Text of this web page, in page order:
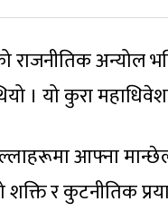
अन्योल
। यो कुरा
आफ्ना
शक्ति र कुटनीतिक